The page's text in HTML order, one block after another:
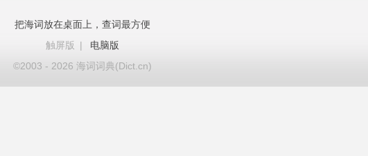
把海词放在桌面上，查词最方便
触屏版
|
电脑版
©2003 - 2026 海词词典(Dict.cn)